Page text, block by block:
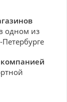
одном из
компанией